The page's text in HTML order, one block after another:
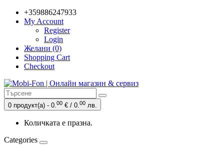
+359886247933
My Account
Register
Login
Желани (0)
Shopping Cart
Checkout
0 продукт(а) - 0.00 € / 0.00 лв.
Количката е празна.
Categories